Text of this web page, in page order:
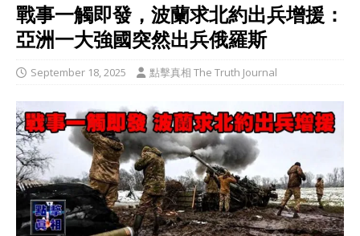
戰事一觸即發，波蘭求北約出兵增援：
亞洲一大強國突然出兵俄羅斯
September 18, 2025 點擊真相 The Truth Journal